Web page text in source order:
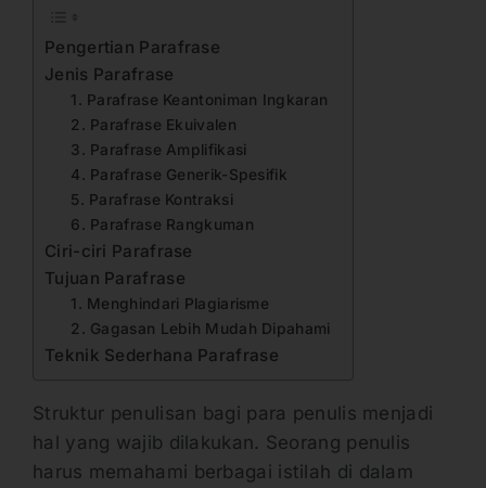
Pengertian Parafrase
Jenis Parafrase
1. Parafrase Keantoniman Ingkaran
2. Parafrase Ekuivalen
3. Parafrase Amplifikasi
4. Parafrase Generik-Spesifik
5. Parafrase Kontraksi
6. Parafrase Rangkuman
Ciri-ciri Parafrase
Tujuan Parafrase
1. Menghindari Plagiarisme
2. Gagasan Lebih Mudah Dipahami
Teknik Sederhana Parafrase
Struktur penulisan bagi para penulis menjadi
hal yang wajib dilakukan. Seorang penulis
harus memahami berbagai istilah di dalam